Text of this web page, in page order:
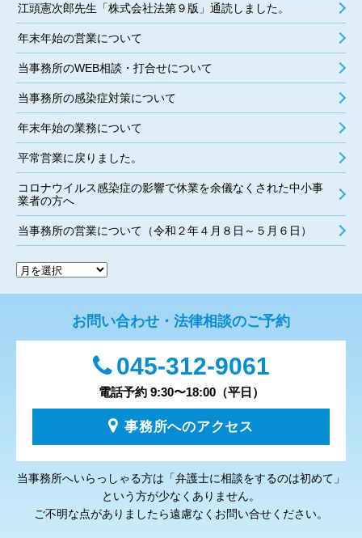
江頭憲次郎先生「株式会社法第９版」通読しました。
年末年始の営業について
当事務所のWEB相談・打合せについて
当事務所の感染症対策について
年末年始の業務について
平常営業に戻りました。
コロナウイルス感染症の影響で休業を余儀なくされた中小事
業者の方へ
当事務所の営業について（令和２年４月８日～５月６日）
お問い合わせ・法律相談のご予約
045-312-9061
電話予約 9:30〜18:00（平日）
事務所へのアクセス
当事務所へいらっしゃる方は「弁護士に相談をするのは初めて」
という方が少なくありません。
ご不明な点がありましたら遠慮なくお問い合せください。